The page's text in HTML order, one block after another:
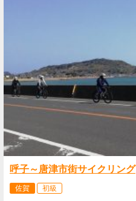
呼子～唐津市街サイクリング
佐賀 初級